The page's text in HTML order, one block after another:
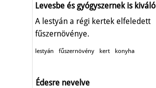
Levesbe és gyógyszernek is kiváló
A lestyán a régi kertek elfeledett
fűszernövénye.
lestyán fűszernövény kert konyha
Édesre nevelve